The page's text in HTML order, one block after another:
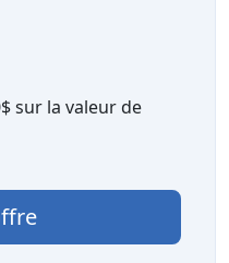
sur la valeur de